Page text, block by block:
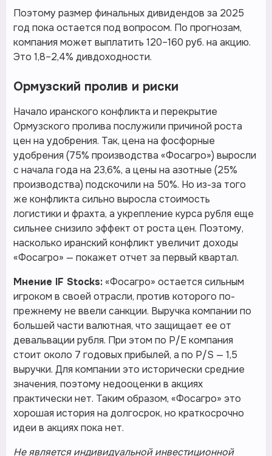
Поэтому размер финальных дивидендов за 2025
год пока остается под вопросом. По прогнозам,
компания может выплатить 120–160 руб. на акцию.
Это 1,8–2,4% дивдоходности.
Ормузский пролив и риски
Начало иранского конфликта и перекрытие
Ормузского пролива послужили причиной роста
цен на удобрения. Так, цена на фосфорные
удобрения (75% производства «Фосагро») выросли
с начала года на 23,6%, а цены на азотные (25%
производства) подскочили на 50%. Но из-за того
же конфликта сильно выросла стоимость
логистики и фрахта, а укрепление курса рубля еще
сильнее снизило эффект от роста цен. Поэтому,
насколько иранский конфликт увеличит доходы
«Фосагро» — покажет отчет за первый квартал.
Мнение IF Stocks:«Фосагро» остается сильным
игроком в своей отрасли, против которого по-
прежнему не ввели санкции. Выручка компании по
большей части валютная, что защищает ее от
девальвации рубля. При этом по P/E компания
стоит около 7 годовых прибылей, а по P/S — 1,5
выручки. Для компании это исторически средние
значения, поэтому недооценки в акциях
практически нет. Таким образом, «Фосагро» это
хорошая история на долгосрок, но краткосрочно
идеи в акциях пока нет.
Не является индивидуальной инвестиционной